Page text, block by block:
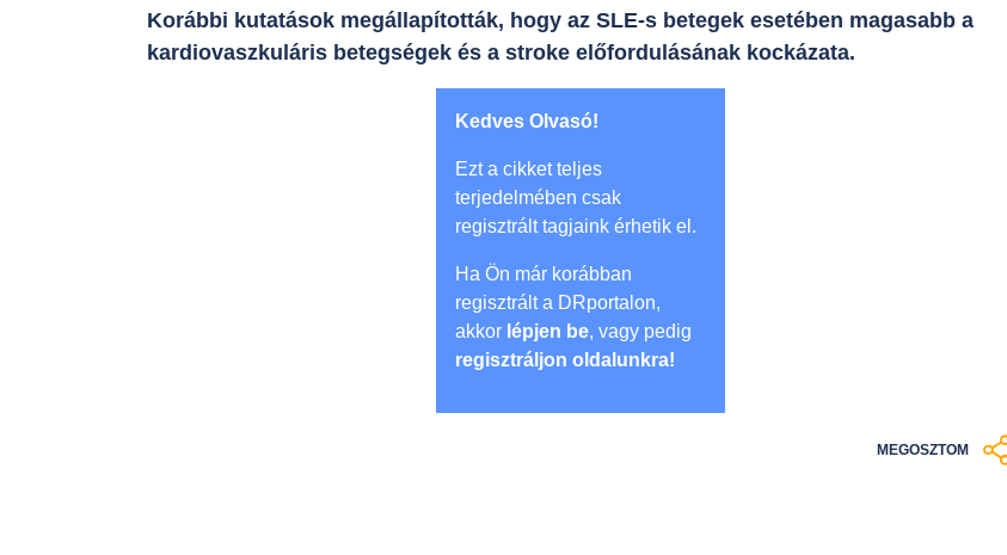
Korábbi kutatások megállapították, hogy az SLE-s betegek esetében magasabb a
kardiovaszkuláris betegségek és a stroke előfordulásának kockázata.
Kedves Olvasó!
Ezt a cikket teljes
terjedelmében csak
regisztrált tagjaink érhetik el.
Ha Ön már korábban
regisztrált a DRportalon,
akkor lépjen be, vagy pedig
regisztráljon oldalunkra!
MEGOSZTOM